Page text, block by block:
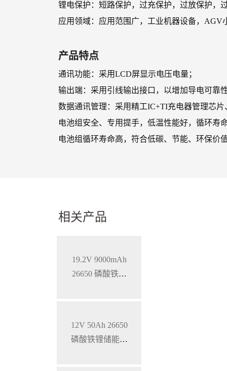
锂电保护：短路保护，过充保护，过放保护，
应用领域：应用范围广，工业机器设备，AGV
产品特点
通讯功能：采用LCD屏显示电压电量；
输出端：采用引线输出接口，以增加导电可靠
数据通讯管理：采用精工IC+TI充电器管理芯
电池组安全、专用提手，低温性能好，循环寿
电池组循环寿命高，符合低碳、节能、环保价
相关产品
19.2V 9000mAh
26650 磷酸铁锂
12V 50Ah 26650
磷酸铁锂储能锂